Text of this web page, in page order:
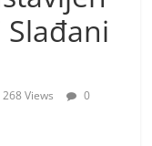
268 Views
0